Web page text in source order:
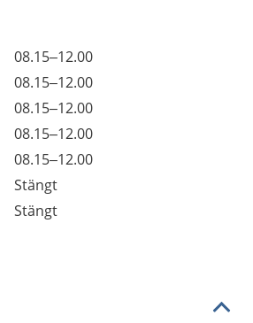
08.15–12.00
08.15–12.00
08.15–12.00
08.15–12.00
08.15–12.00
Stängt
Stängt